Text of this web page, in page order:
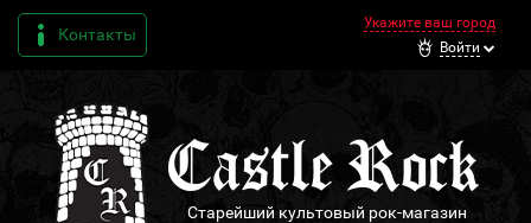
Контакты
Укажите ваш город
Войти
Старейший культовый рок-магазин